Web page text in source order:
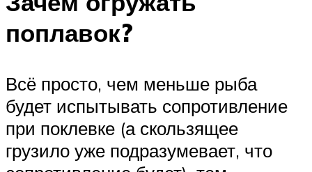
поплавок?
Всё просто, чем меньше рыба
будет испытывать сопротивление
при поклевке (а скользящее
грузило уже подразумевает, что